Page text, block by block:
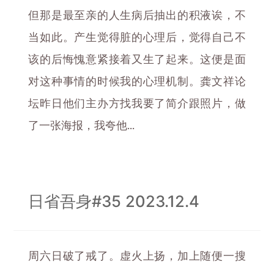
但那是最至亲的人生病后抽出的积液诶，不
当如此。产生觉得脏的心理后，觉得自己不
该的后悔愧意紧接着又生了起来。这便是面
对这种事情的时候我的心理机制。龚文祥论
坛昨日他们主办方找我要了简介跟照片，做
了一张海报，我夸他...
日省吾身#35 2023.12.4
周六日破了戒了。虚火上扬，加上随便一搜